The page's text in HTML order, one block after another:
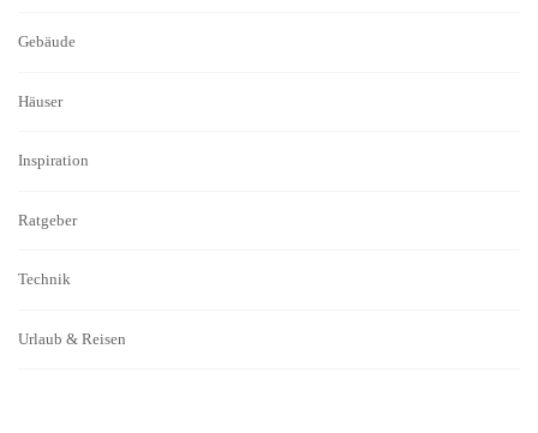
Gebäude
Häuser
Inspiration
Ratgeber
Technik
Urlaub & Reisen